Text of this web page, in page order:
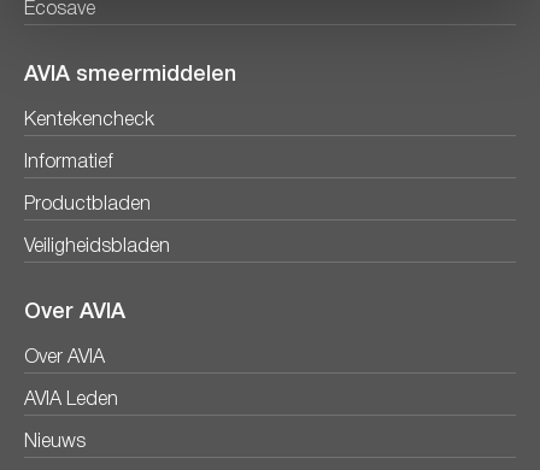
Ecosave
AVIA smeermiddelen
Kentekencheck
Informatief
Productbladen
Veiligheidsbladen
Over AVIA
Over AVIA
AVIA Leden
Nieuws